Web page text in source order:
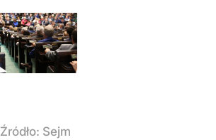
Źródło: Sejm